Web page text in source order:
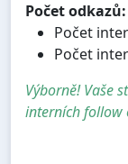
Počet odkazů:
Počet
Počet
Výborně! Vaše
interních follow